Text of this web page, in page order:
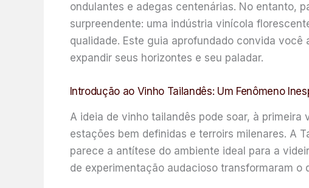
ondulantes e adegas centenárias. No entanto,
surpreendente: uma indústria vinícola
qualidade. Este guia aprofundado convida
expandir seus horizontes e seu paladar.
Introdução ao Vinho Tailandês: Um Fenômeno
A ideia de vinho tailandês pode soar, à
estações bem definidas e terroirs milenares. A
parece a antítese do ambiente ideal para a
de experimentação audacioso transformaram